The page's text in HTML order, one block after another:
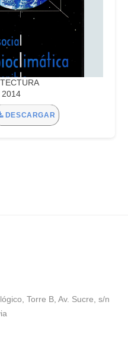
2014
DESCARGAR
Torre B, Av. Sucre, s/n